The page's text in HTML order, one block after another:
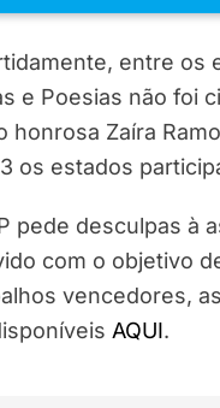
entre os
e Poesias não foi
honrosa Zaíra
os estados
pede desculpas à
com o objetivo
vencedores,
AQUI.